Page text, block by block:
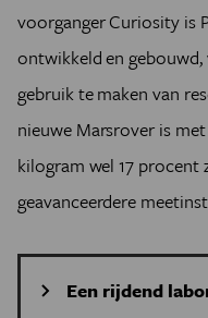
voorganger Curiosity is
ontwikkeld en
gebruik te maken van
nieuwe Marsrover is
kilogram wel 17 procent
geavanceerdere
Een rijdend